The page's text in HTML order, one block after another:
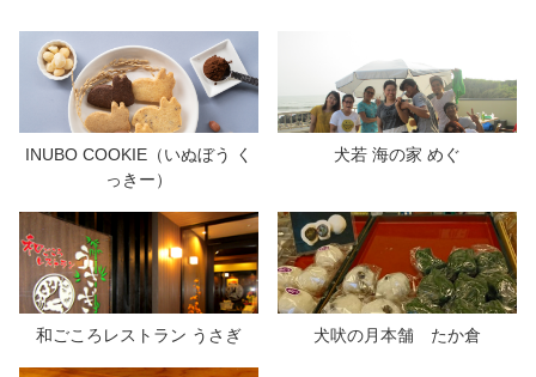
INUBO COOKIE（いぬぼう く
っきー）
犬若 海の家 めぐ
和ごころレストラン うさぎ 犬吠の月本舗 たか倉